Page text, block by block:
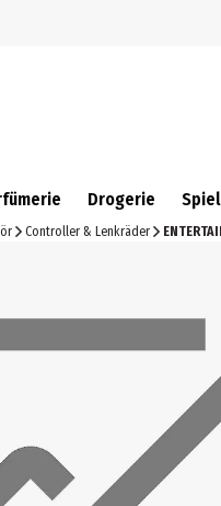
Drogerie
Controller & Lenkräder